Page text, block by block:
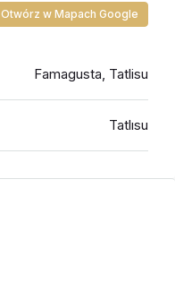
Otwórz w Mapach Google
Famagusta, Tatlisu
Tatlısu